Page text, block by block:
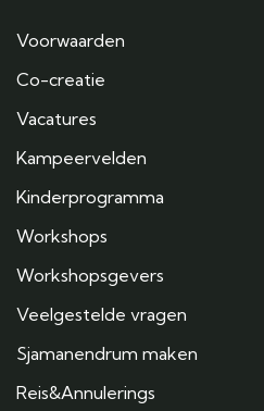
Voorwaarden
Co-creatie
Vacatures
Kampeervelden
Kinderprogramma
Workshops
Workshopsgevers
Veelgestelde vragen
Sjamanendrum maken
Reis&Annulerings